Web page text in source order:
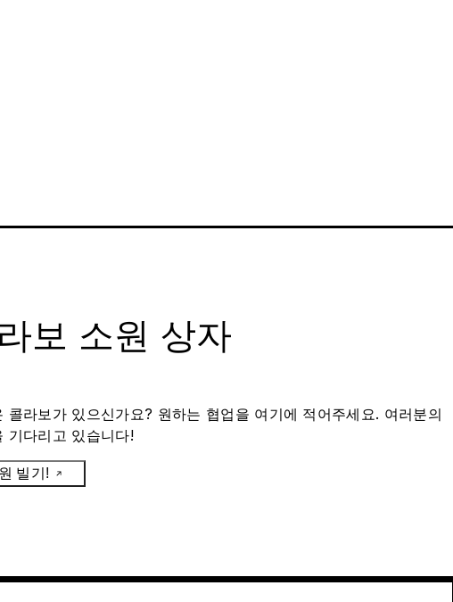
보 소원 상자
콜라보가 있으신가요? 원하는 협업을 여기에 적어주세요. 여러분의
기다리고 있습니다!
빌기!